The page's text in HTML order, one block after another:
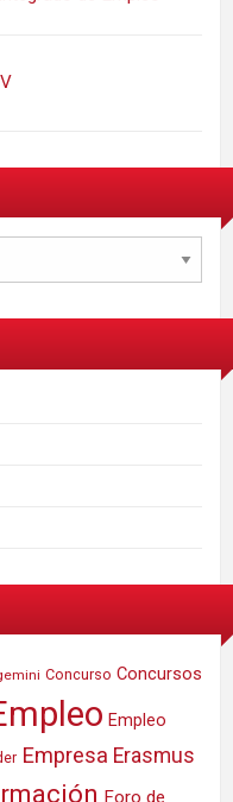
Concurso Concursos
Empleo
Empresa Erasmus
Foro de